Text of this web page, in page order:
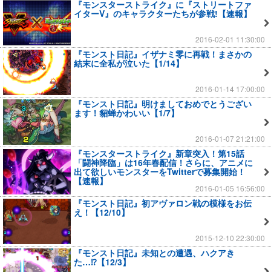
『モンスターストライク』に『ストリートファ
イターV』のキャラクターたちが参戦!【速報】
2016-02-01 11:30:00
『モンスト日記』イザナミ零に再戦！まさかの
結末に全私が泣いた【1/14】
2016-01-14 17:00:00
『モンスト日記』明けましておめでとうござい
ます！貂蝉かわいい【1/7】
2016-01-07 21:21:00
『モンスターストライク』新章突入！第15話
「闘神降臨」は16年春配信！さらに、アニメに
出て欲しいモンスターをTwitterで募集開始！
【速報】
2016-01-05 16:56:00
『モンスト日記』初アヴァロン戦の模様をお伝
え！【12/10】
2015-12-10 22:30:00
『モンスト日記』未知との遭遇、ハクアき
た…⁉【12/3】